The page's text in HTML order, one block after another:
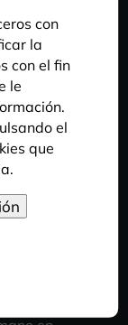
de árboles
y
abetos y
y
con
la
con el fin
le
el
que